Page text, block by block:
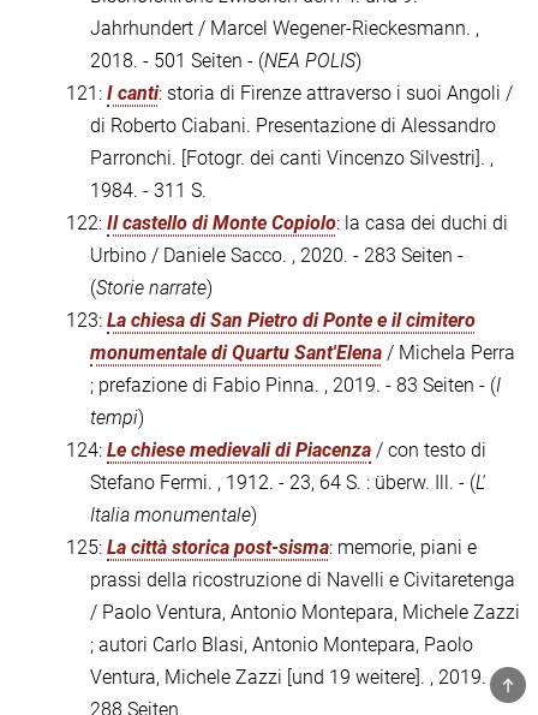
Jahrhundert / Marcel Wegener-Rieckesmann. ,
2018. - 501 Seiten - (NEA POLIS)
121: I canti: storia di Firenze attraverso i suoi Angoli /
di Roberto Ciabani. Presentazione di Alessandro
Parronchi. [Fotogr. dei canti Vincenzo Silvestri]. ,
1984. - 311 S.
122: Il castello di Monte Copiolo: la casa dei duchi di
Urbino / Daniele Sacco. , 2020. - 283 Seiten -
(Storie narrate)
123: La chiesa di San Pietro di Ponte e il cimitero
monumentale di Quartu Sant'Elena / Michela Perra
; prefazione di Fabio Pinna. , 2019. - 83 Seiten - (I
tempi)
124: Le chiese medievali di Piacenza / con testo di
Stefano Fermi. , 1912. - 23, 64 S. : überw. Ill. - (L'
Italia monumentale)
125: La città storica post-sisma: memorie, piani e
prassi della ricostruzione di Navelli e Civitaretenga
/ Paolo Ventura, Antonio Montepara, Michele Zazzi
; autori Carlo Blasi, Antonio Montepara, Paolo
Ventura, Michele Zazzi [und 19 weitere]. , 2019. -
288 Seiten
TOP